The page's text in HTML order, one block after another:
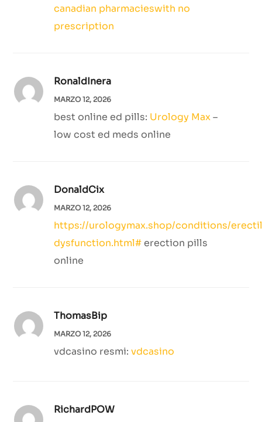
canadian pharmacieswith no
prescription
RonaldInera
MARZO 12, 2026
best online ed pills: Urology Max–
low cost ed meds online
DonaldCix
MARZO 12, 2026
https://urologymax.shop/conditions/
dysfunction.html# erection pills
online
ThomasBip
MARZO 12, 2026
vdcasino resmi:vdcasino
RichardPOW